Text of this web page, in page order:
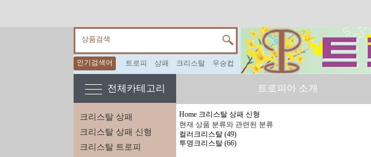
상품검색
인기검색어 트로피 상패 크리스탈 우승컵
전체카테고리
크리스탈 상패
크리스탈 상패 신형
크리스탈 트로피
트로피아 소개
Home 크리스탈 상패 신형
현재 상품 분류와 관련된 분류
컬러크리스탈 (49)
투명크리스탈 (66)